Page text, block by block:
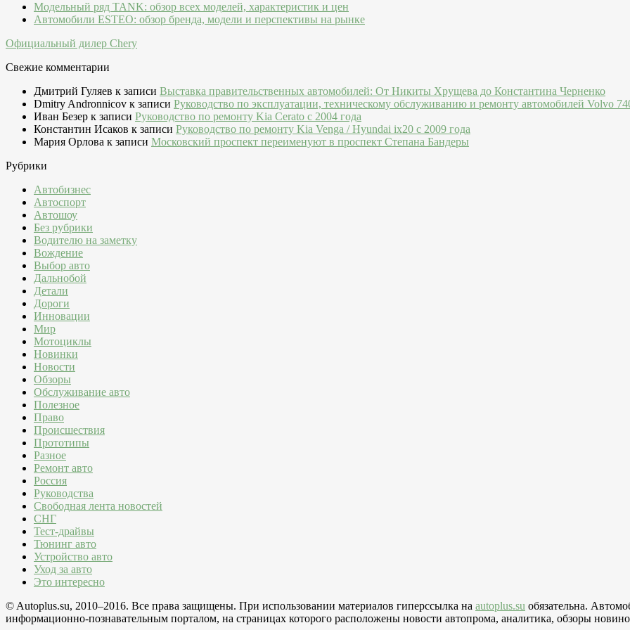
Модельный ряд TANK: обзор всех моделей, характеристик и цен
Автомобили ESTEO: обзор бренда, модели и перспективы на рынке
Официальный дилер Chery
Свежие комментарии
Дмитрий Гуляев к записи Выставка правительственных автомобилей: От Никиты Хрущева до Константина Черненко
Dmitry Andronnicov к записи Руководство по эксплуатации, техническому обслуживанию и ремонту автомобилей Volvo
Иван Безер к записи Руководство по ремонту Kia Cerato c 2004 года
Константин Исаков к записи Руководство по ремонту Kia Venga / Hyundai ix20 c 2009 года
Мария Орлова к записи Московский проспект переименуют в проспект Степана Бандеры
Рубрики
Автобизнес
Автоспорт
Автошоу
Без рубрики
Водителю на заметку
Вождение
Выбор авто
Дальнобой
Детали
Дороги
Инновации
Мир
Мотоциклы
Новинки
Новости
Обзоры
Обслуживание авто
Полезное
Право
Происшествия
Прототипы
Разное
Ремонт авто
Россия
Руководства
Свободная лента новостей
СНГ
Тест-драйвы
Тюнинг авто
Устройство авто
Уход за авто
Это интересно
© Autoplus.su, 2010–2016. Все права защищены. При использовании материалов гиперссылка на autoplus.su обязательна.
информационно-познавательным порталом, на страницах которого расположены новости автопрома, аналитика, обзоры